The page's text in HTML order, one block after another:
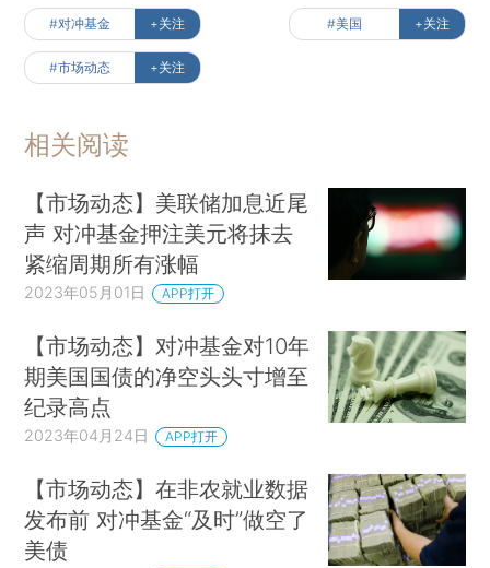
#对冲基金 +关注 #美国 +关注
#市场动态 +关注
相关阅读
【市场动态】美联储加息近尾
声 对冲基金押注美元将抹去
紧缩周期所有涨幅
2023年05月01日 APP打开
【市场动态】对冲基金对10年
期美国国债的净空头头寸增至
纪录高点
2023年04月24日 APP打开
【市场动态】在非农就业数据
发布前 对冲基金“及时”做空了
美债